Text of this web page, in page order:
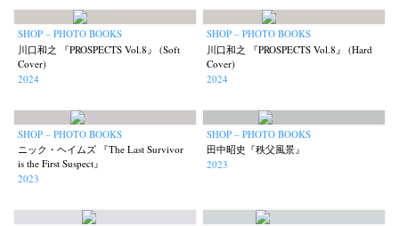
SHOP – PHOTO BOOKS
川口和之 『PROSPECTS Vol.8』 (Soft
Cover)
2024
SHOP – PHOTO BOOKS
川口和之 『PROSPECTS Vol.8』 (Hard
Cover)
2024
SHOP – PHOTO BOOKS
ニック・ヘイムズ 『The Last Survivor
is the First Suspect』
2023
SHOP – PHOTO BOOKS
田中昭史『秩父風景』
2023